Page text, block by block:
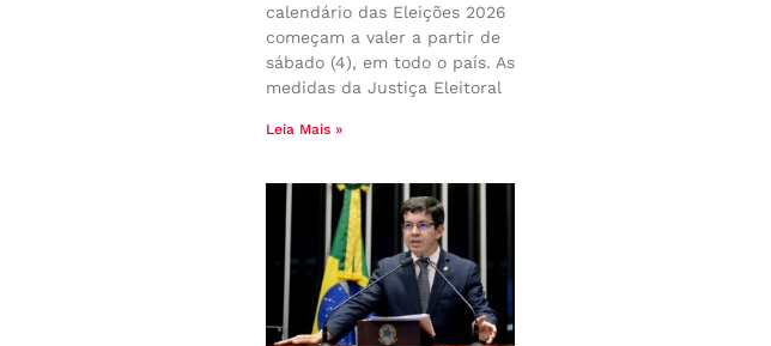
calendário das Eleições 2026
começam a valer a partir de
sábado (4), em todo o país. As
medidas da Justiça Eleitoral
Leia Mais »